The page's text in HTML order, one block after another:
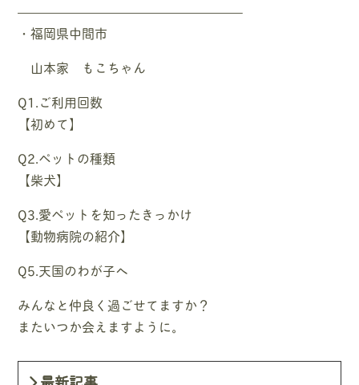
—————————————————–
・福岡県中間市
山本家 もこちゃん
Q1.ご利用回数
【初めて】
Q2.ペットの種類
【柴犬】
Q3.愛ペットを知ったきっかけ
【動物病院の紹介】
Q5.天国のわが子へ
みんなと仲良く過ごせてますか？
またいつか会えますように。